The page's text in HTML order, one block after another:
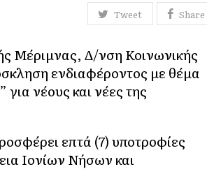
Tweet Share
Μέριμνας, Δ/νση Κοινωνικής
ενδιαφέροντος με θέμα
νέους και νέες της
επτά (7) υποτροφίες
Ιονίων Νήσων και